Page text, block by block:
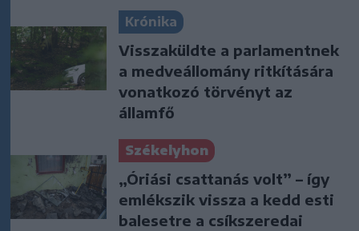
Krónika
Visszaküldte a parlamentnek
a medveállomány ritkítására
vonatkozó törvényt az
államfő
Székelyhon
„Óriási csattanás volt” – így
emlékszik vissza a kedd esti
balesetre a csíkszeredai